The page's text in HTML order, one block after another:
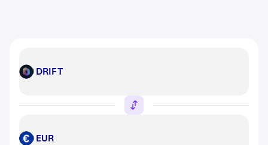
DRIFT DRIFT
EUR EUR